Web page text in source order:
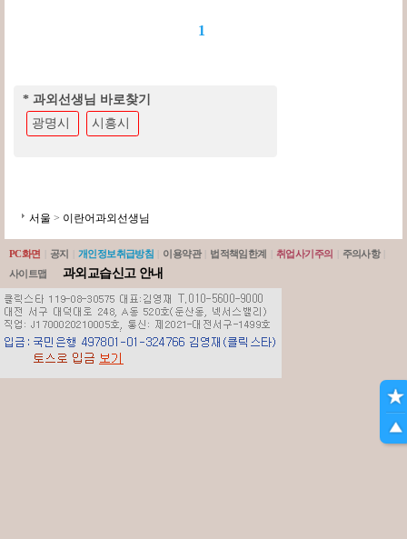
1
* 과외선생님 바로찾기
광명시
시흥시
서울 > 이란어과외선생님
PC화면 공지 개인정보취급방침 이용약관 법적책임한계 취업사기주의 주의사항
사이트맵
과외교습신고 안내